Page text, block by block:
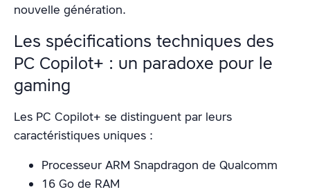
nouvelle génération.
Les spécifications techniques des
PC Copilot+ : un paradoxe pour le
gaming
Les PC Copilot+ se distinguent par leurs
caractéristiques uniques :
Processeur ARM Snapdragon de Qualcomm
16 Go de RAM